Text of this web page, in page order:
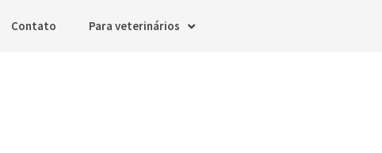
Contato Para veterinários